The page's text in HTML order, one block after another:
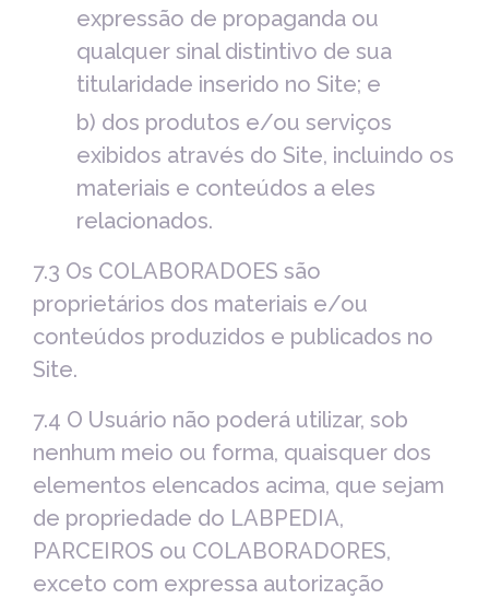
expressão de propaganda ou
qualquer sinal distintivo de sua
titularidade inserido no Site; e
b) dos produtos e/ou serviços
exibidos através do Site, incluindo os
materiais e conteúdos a eles
relacionados.
7.3 Os COLABORADOES são
proprietários dos materiais e/ou
conteúdos produzidos e publicados no
Site.
7.4 O Usuário não poderá utilizar, sob
nenhum meio ou forma, quaisquer dos
elementos elencados acima, que sejam
de propriedade do LABPEDIA,
PARCEIROS ou COLABORADORES,
exceto com expressa autorização